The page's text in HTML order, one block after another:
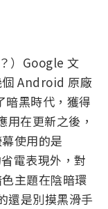
）Google 文
個 Android 原廠
黑時代，獲得
在更新之後，
使用的是
電表現外，對
主題在陰暗環
還是別摸黑滑手